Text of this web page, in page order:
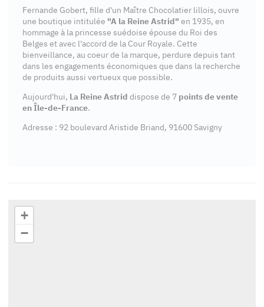
Fernande Gobert, fille d'un Maître Chocolatier lillois, ouvre
une boutique intitulée "A la Reine Astrid" en 1935, en
hommage à la princesse suédoise épouse du Roi des
Belges et avec l'accord de la Cour Royale. Cette
bienveillance, au coeur de la marque, perdure depuis tant
dans les engagements économiques que dans la recherche
de produits aussi vertueux que possible.
Aujourd'hui, La Reine Astrid dispose de 7 points de vente
en Île-de-France.
Adresse : 92 boulevard Aristide Briand, 91600 Savigny
+
−